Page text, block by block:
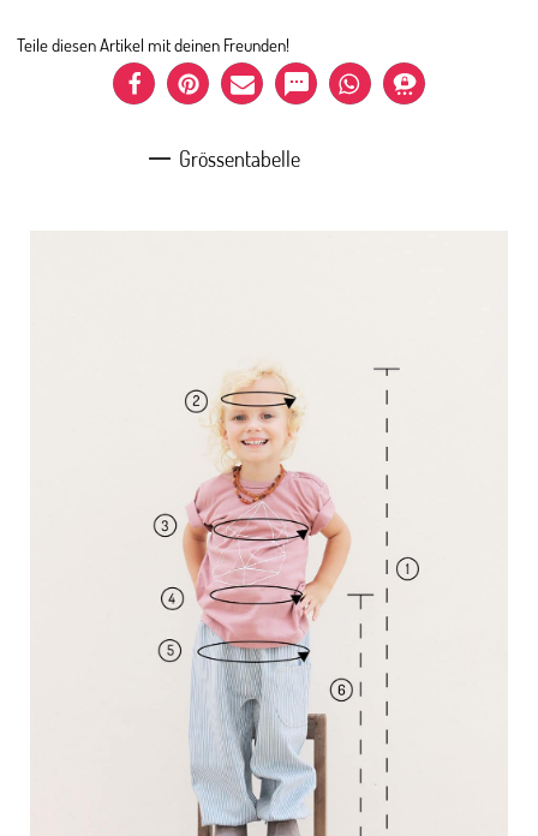
Teile diesen Artikel mit deinen Freunden!
Grössentabelle